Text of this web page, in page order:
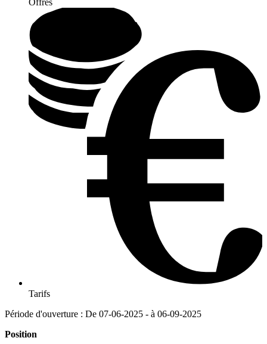
Offres
Tarifs
Période d'ouverture : De 07-06-2025 - à 06-09-2025
Position